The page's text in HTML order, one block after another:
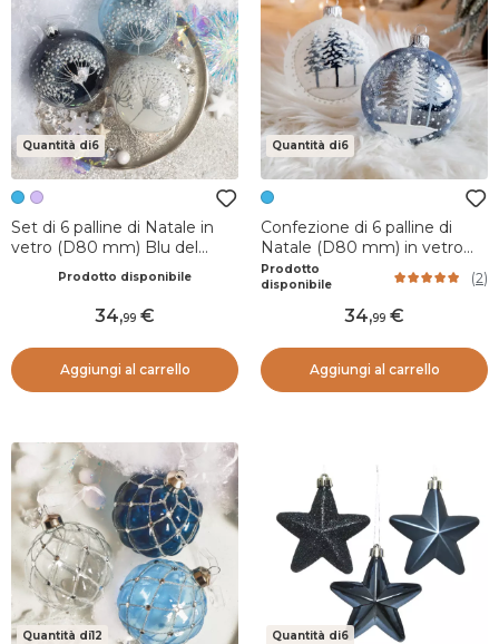
Quantità di6
Set di 6 palline di Natale in
vetro (D80 mm) Blu del
CaucasoProdotto disponibile
34,99
Aggiungi al carrello
Quantità di6
Confezione di 6 palline di
Natale (D80 mm) in vetro
Foresta Blu
Prodotto
disponibile
(2)
34,99
Aggiungi al carrello
Quantità di12 Quantità di6